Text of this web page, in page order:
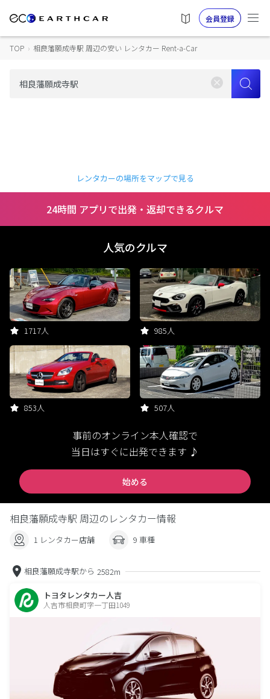
会員登録
TOP › 相良藩願成寺駅 周辺の安い レンタカー Rent-a-Car
レンタカーの場所をマップで見る
24時間 アプリで出発・返却できるクルマ
人気のクルマ
1717人 985人
853人 507人
事前のオンライン本人確認で
当日はすぐに出発できます ♪
始める
相良藩願成寺駅 周辺のレンタカー情報
1 レンタカー店舗 9 車種
相良藩願成寺駅から 2582m
トヨタレンタカー人吉
人吉市相良町字一丁田1049